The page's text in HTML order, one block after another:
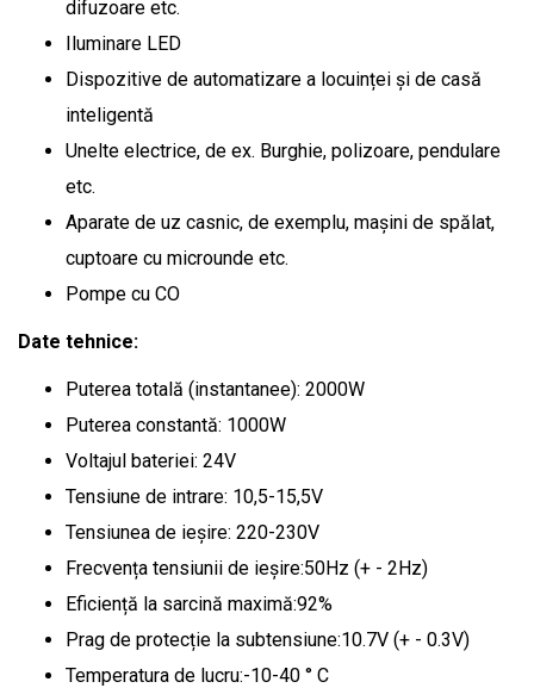
difuzoare etc.
Iluminare LED
Dispozitive de automatizare a locuinței și de casă
inteligentă
Unelte electrice, de ex. Burghie, polizoare, pendulare
etc.
Aparate de uz casnic, de exemplu, mașini de spălat,
cuptoare cu microunde etc.
Pompe cu CO
Date tehnice:
Puterea totală (instantanee): 2000W
Puterea constantă: 1000W
Voltajul bateriei: 24V
Tensiune de intrare: 10,5-15,5V
Tensiunea de ieșire: 220-230V
Frecvența tensiunii de ieșire:50Hz (+ - 2Hz)
Eficiență la sarcină maximă:92%
Prag de protecție la subtensiune:10.7V (+ - 0.3V)
Temperatura de lucru:-10-40 ° C